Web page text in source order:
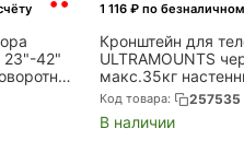
23"-42"
1 116 ₽ по
Кронштейн для
ULTRAMOUNTS
макс.35кг
(UM832T)
Код товара: 257535
В наличии